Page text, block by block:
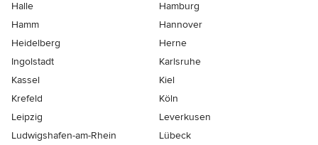
Halle
Hamburg
Hamm
Hannover
Heidelberg
Herne
Ingolstadt
Karlsruhe
Kassel
Kiel
Krefeld
Köln
Leipzig
Leverkusen
Ludwigshafen-am-Rhein
Lübeck